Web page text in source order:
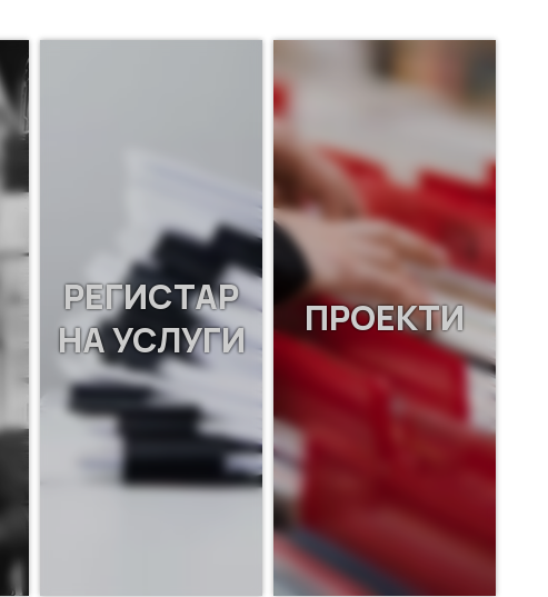
РЕГИСТАР
НА УСЛУГИ
ПРОЕКТИ